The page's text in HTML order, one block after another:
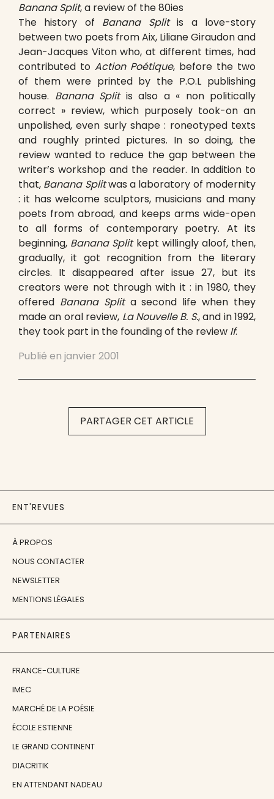
Banana Split, a review of the 80ies
The history of Banana Splitis a love-story
between two poets from Aix, Liliane Giraudon and
Jean-Jacques Viton who, at different times, had
contributed to Action Poétique, before the two
of them were printed by the P.O.L publishing
house. Banana Splitis also a « non politically
correct » review, which purposely took-on an
unpolished, even surly shape : roneotyped texts
and roughly printed pictures. In so doing, the
review wanted to reduce the gap between the
writer’s workshop and the reader. In addition to
that, Banana Splitwas a laboratory of modernity
: it has welcome sculptors, musicians and many
poets from abroad, and keeps arms wide-open
to all forms of contemporary poetry. At its
beginning, Banana Splitkept willingly aloof, then,
gradually, it got recognition from the literary
circles. It disappeared after issue 27, but its
creators were not through with it : in 1980, they
offered Banana Splita second life when they
made an oral review, La Nouvelle B. S., and in 1992,
they took part in the founding of the review If.
Publié en janvier 2001
PARTAGER CET ARTICLE
ENT'REVUES
À PROPOS
NOUS CONTACTER
NEWSLETTER
MENTIONS LÉGALES
PARTENAIRES
FRANCE-CULTURE
IMEC
MARCHÉ DE LA POÉSIE
ÉCOLE ESTIENNE
LE GRAND CONTINENT
DIACRITIK
EN ATTENDANT NADEAU